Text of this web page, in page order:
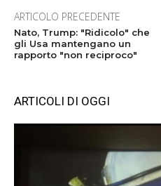
ARTICOLO PRECEDENTE
Nato, Trump: "Ridicolo" che
gli Usa mantengano un
rapporto "non reciproco"
ARTICOLI DI OGGI